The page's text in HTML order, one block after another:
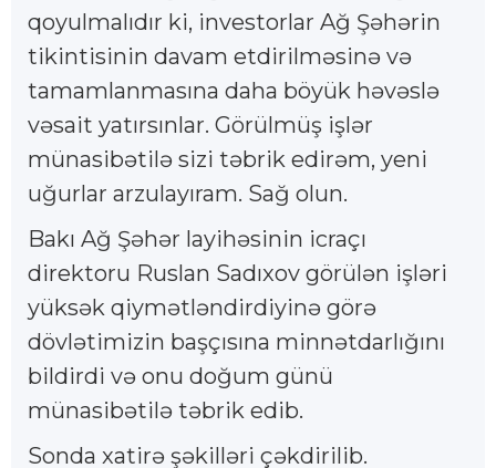
qoyulmalıdır ki, investorlar Ağ Şəhərin
tikintisinin davam etdirilməsinə və
tamamlanmasına daha böyük həvəslə
vəsait yatırsınlar. Görülmüş işlər
münasibətilə sizi təbrik edirəm, yeni
uğurlar arzulayıram. Sağ olun.
Bakı Ağ Şəhər layihəsinin icraçı
direktoru Ruslan Sadıxov görülən işləri
yüksək qiymətləndirdiyinə görə
dövlətimizin başçısına minnətdarlığını
bildirdi və onu doğum günü
münasibətilə təbrik edib.
Sonda xatirə şəkilləri çəkdirilib.